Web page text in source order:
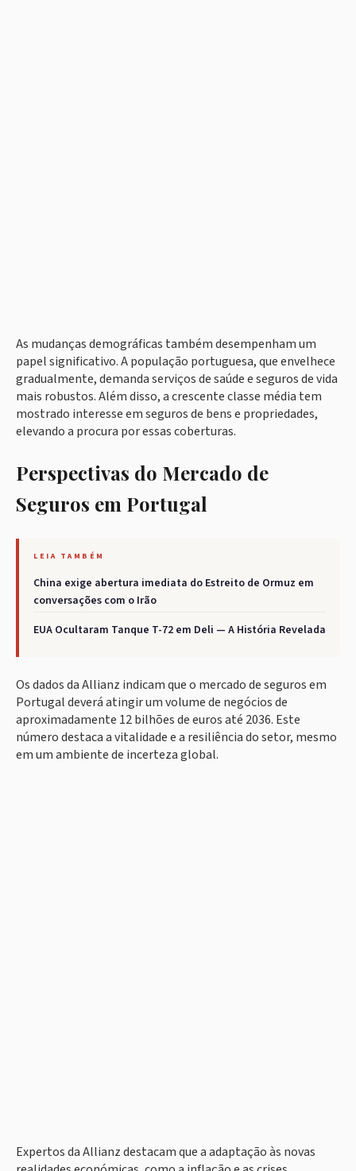
As mudanças demográficas também desempenham um
papel significativo. A população portuguesa, que envelhece
gradualmente, demanda serviços de saúde e seguros de vida
mais robustos. Além disso, a crescente classe média tem
mostrado interesse em seguros de bens e propriedades,
elevando a procura por essas coberturas.
Perspectivas do Mercado de
Seguros em Portugal
LEIA TAMBÉM
China exige abertura imediata do Estreito de Ormuz em
conversações com o Irão
EUA Ocultaram Tanque T-72 em Deli — A História Revelada
Os dados da Allianz indicam que o mercado de seguros em
Portugal deverá atingir um volume de negócios de
aproximadamente 12 bilhões de euros até 2036. Este
número destaca a vitalidade e a resiliência do setor, mesmo
em um ambiente de incerteza global.
Expertos da Allianz destacam que a adaptação às novas